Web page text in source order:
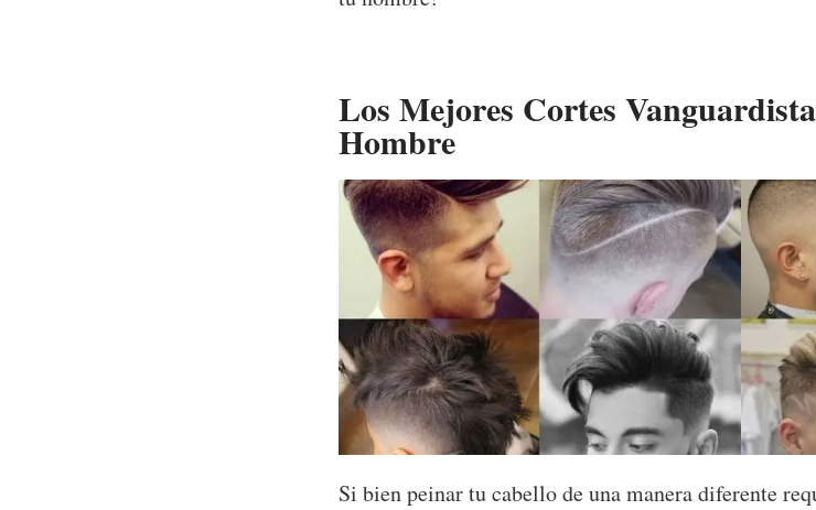
Los Mejores Cortes
Hombre
Si bien peinar tu cabello de una manera diferente